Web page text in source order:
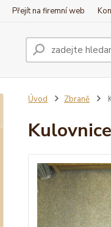
Přejít na firemní web
Úvod Zbraně